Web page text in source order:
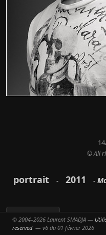
portrait - 2011 -
Partager
© All
© 2004–2026 Laurent SMADJA —
reserved— v6 du 01 février 2026